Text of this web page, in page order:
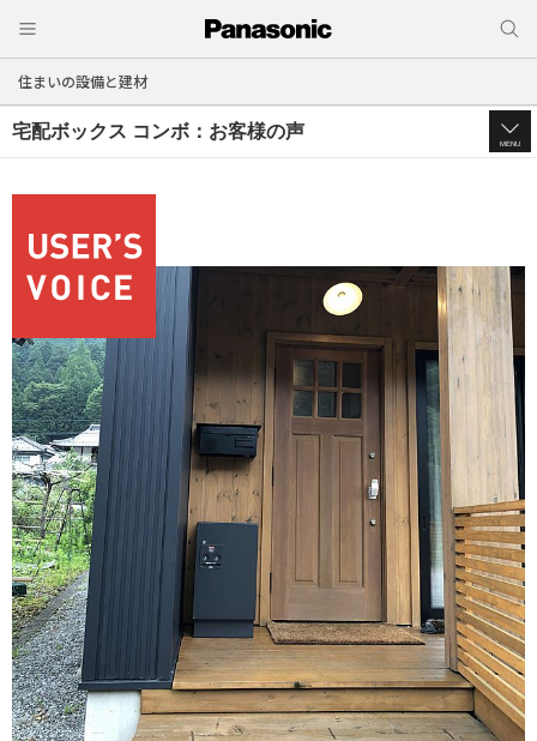
住まいの設備と建材
宅配ボックス コンボ：お客様の声
MENU